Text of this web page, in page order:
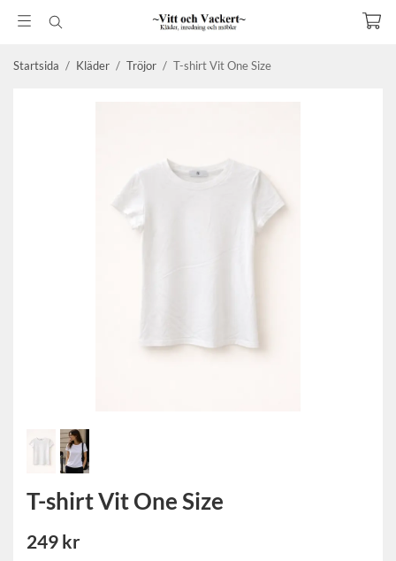
Startsida / Kläder / Tröjor / T-shirt Vit One Size
T-shirt Vit One Size
249 kr